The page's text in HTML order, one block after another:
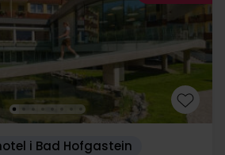
i Bad Hofgastein